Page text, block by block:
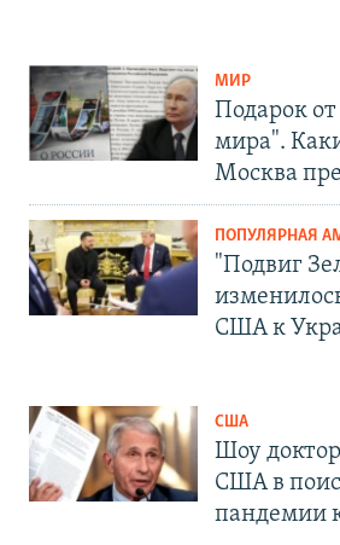
МИР
Подарок от
мира".
Москва
ПОПУЛЯРНАЯ
"Подвиг
США к
США
Шоу
США в
пандемии